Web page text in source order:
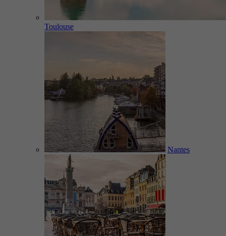
Toulouse
Nantes